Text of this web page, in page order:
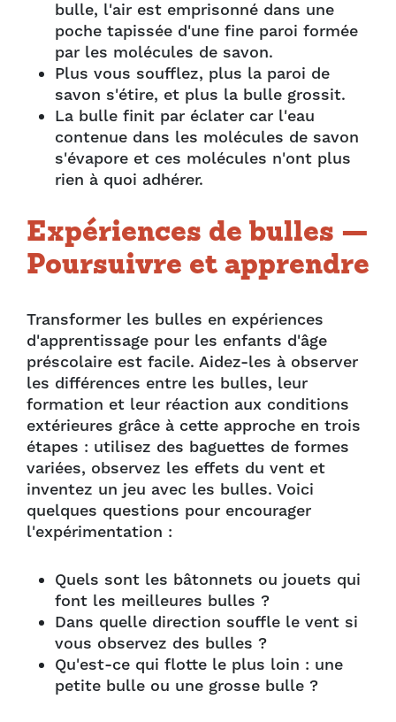
bulle, l'air est emprisonné dans une
poche tapissée d'une fine paroi formée
par les molécules de savon.
Plus vous soufflez, plus la paroi de
savon s'étire, et plus la bulle grossit.
La bulle finit par éclater car l'eau
contenue dans les molécules de savon
s'évapore et ces molécules n'ont plus
rien à quoi adhérer.
Expériences de bulles —
Poursuivre et apprendre
Transformer les bulles en expériences
d'apprentissage pour les enfants d'âge
préscolaire est facile. Aidez-les à observer
les différences entre les bulles, leur
formation et leur réaction aux conditions
extérieures grâce à cette approche en trois
étapes : utilisez des baguettes de formes
variées, observez les effets du vent et
inventez un jeu avec les bulles. Voici
quelques questions pour encourager
l'expérimentation :
Quels sont les bâtonnets ou jouets qui
font les meilleures bulles ?
Dans quelle direction souffle le vent si
vous observez des bulles ?
Qu'est-ce qui flotte le plus loin : une
petite bulle ou une grosse bulle ?